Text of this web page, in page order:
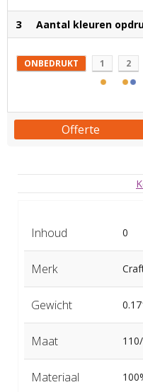
3 Aantal kleuren
ONBEDRUKT 1 2
Offerte
Inhoud 0
Merk
Gewicht
Maat
Materiaal